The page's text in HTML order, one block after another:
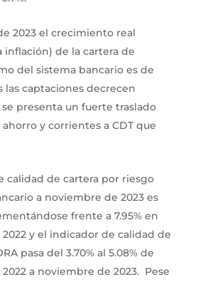
2023 el crecimiento real
inflación) de la cartera de
del sistema bancario es de
las captaciones decrecen
se presenta un fuerte traslado
y corrientes a CDT que
calidad de cartera por riesgo
a noviembre de 2023 es
frente a 7.95% en
y el indicador de calidad de
pasa del 3.70% al 5.08% de
a noviembre de 2023. Pese